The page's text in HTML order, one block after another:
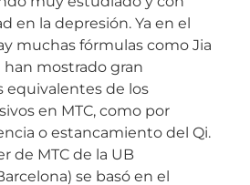
en la depresión. Ya en el
muchas fórmulas como Jia
han mostrado gran
equivalentes de los
en MTC, como por
o estancamiento del Qi.
de MTC de la UB
se basó en el